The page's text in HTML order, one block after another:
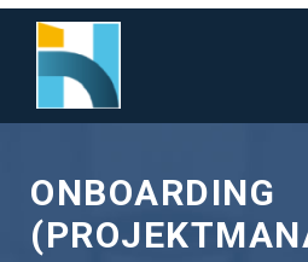
ONBOARDING